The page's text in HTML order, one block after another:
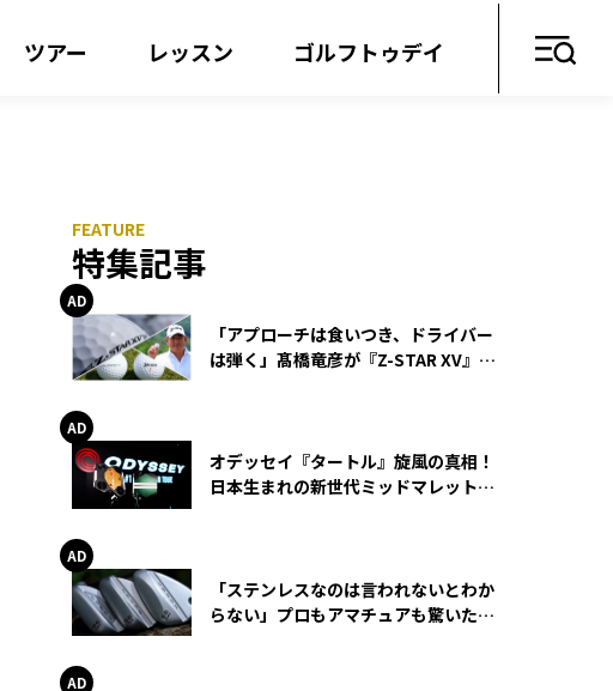
ツアー レッスン ゴルフトゥデイ
特集記事
「アプローチは食いつき、ドライバー
は弾く」髙橋竜彦が『Z-STAR XV』を
オデッセイ『タートル』旋風の真相！
日本生まれの新世代ミッドマレットが
「ステンレスなのは言われないとわか
らない」プロもアマチュアも驚いた